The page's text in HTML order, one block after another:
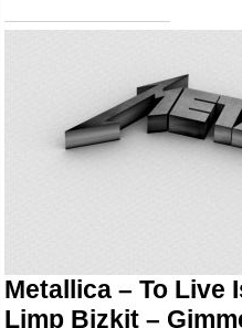
Metallica – To Live
Limp Bizkit –